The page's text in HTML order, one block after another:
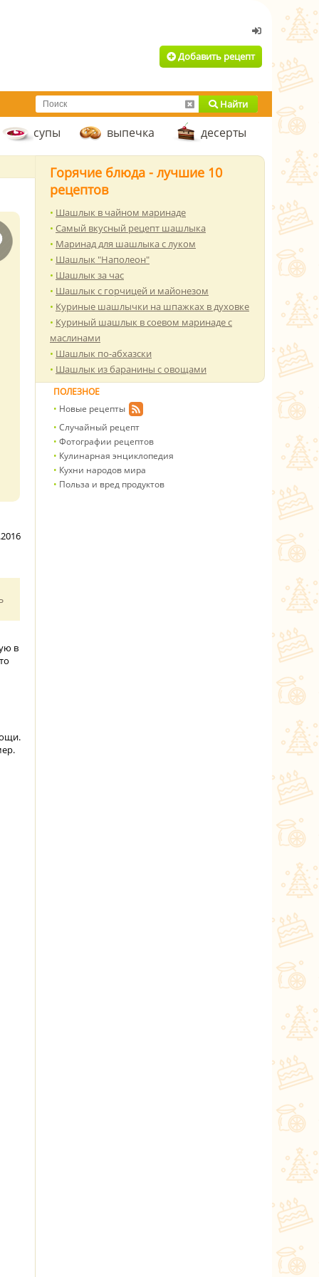
Добавить рецепт
Найти
супы выпечка десерты
в
Горячие блюда - лучшие 10
рецептов
Шашлык в чайном маринаде
Самый вкусный рецепт шашлыка
Маринад для шашлыка с луком
Шашлык "Наполеон"
Шашлык за час
Шашлык с горчицей и майонезом
Куриные шашлычки на шпажках в духовке
Куриный шашлык в соевом маринаде с
маслинами
Шашлык по-абхазски
Шашлык из баранины с овощами
ПОЛЕЗНОЕ
Новые рецепты
Случайный рецепт
Фотографии рецептов
Кулинарная энциклопедия
Кухни народов мира
Польза и вред продуктов